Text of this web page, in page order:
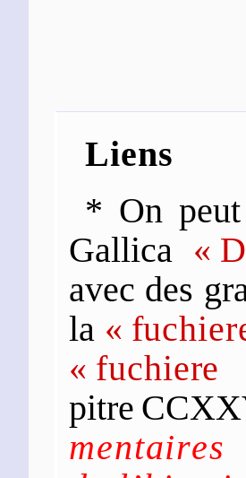
Liens
* On
Gallica «
avec des
la «
« fu­chiere
pitre